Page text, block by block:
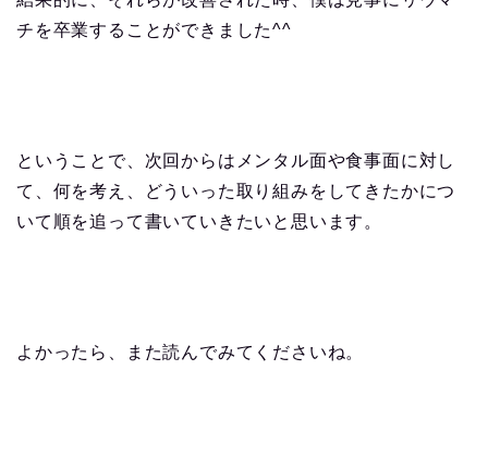
チを卒業することができました^^
ということで、次回からはメンタル面や食事面に対し
て、何を考え、どういった取り組みをしてきたかにつ
いて順を追って書いていきたいと思います。
よかったら、また読んでみてくださいね。